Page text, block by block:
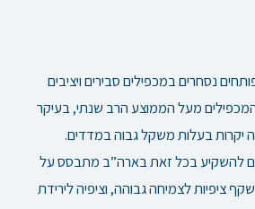
נסחרים במכפילים סבירים ויציבים
מעל הממוצע הרב שנתי, בעיקר
יקרות בעלות משקל גבוה במדדים.
להשקיע בכל זאת בארה”ב מתבסס על
ציפיות לצמיחה גבוהה, וציפיה לירידת